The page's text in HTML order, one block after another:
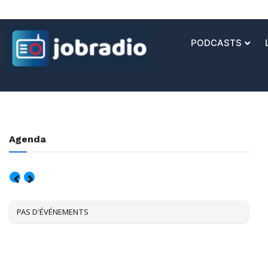
PODCASTS
Agenda
PAS D'ÉVÉNEMENTS